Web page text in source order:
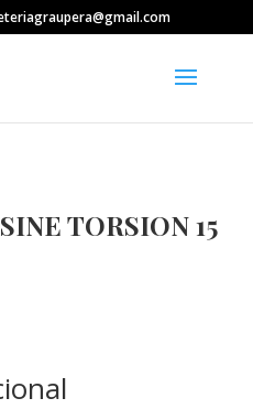
TORSION 15